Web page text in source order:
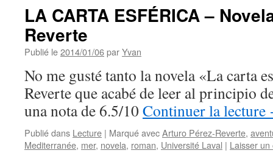
LA CARTA ESFÉRICA –
Reverte
Publié le2014/01/06parYvan
No me gusté tanto la novela «La carta
Reverte que acabé de leer al principio
una nota de 6.5/10Continuer la lecture
Publié dans Lecture | Marqué avecArturo Pérez-Reverte,
Mediterranée, mer, novela, roman, Université Laval | Laisser